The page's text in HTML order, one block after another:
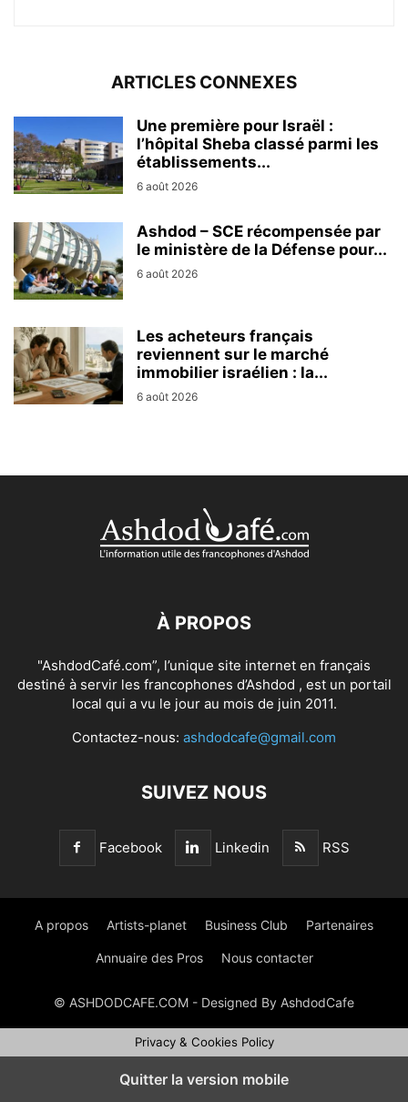
ARTICLES CONNEXES
Une première pour Israël :
l’hôpital Sheba classé parmi les
établissements...
6 août 2026
Ashdod – SCE récompensée par
le ministère de la Défense pour...
6 août 2026
Les acheteurs français
reviennent sur le marché
immobilier israélien : la...
6 août 2026
À PROPOS
"AshdodCafé.com”, l’unique site internet en français
destiné à servir les francophones d’Ashdod , est un portail
local qui a vu le jour au mois de juin 2011.
Contactez-nous: ashdodcafe@gmail.com
SUIVEZ NOUS
Facebook Linkedin RSS
A propos Artists-planet Business Club Partenaires
Annuaire des Pros Nous contacter
© ASHDODCAFE.COM - Designed By AshdodCafe
Privacy & Cookies Policy
Quitter la version mobile